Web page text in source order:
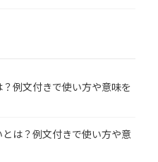
？例文付きで使い方や意味を
とは？例文付きで使い方や意